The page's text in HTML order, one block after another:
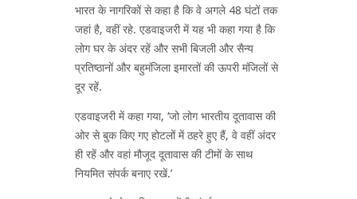
भारत के नागरिकों से कहा है कि वे अगले 48 घंटों तक
जहां है, वहीं रहे. एडवाइजरी में यह भी कहा गया है कि
लोग घर के अंदर रहें और सभी बिजली और सैन्य
प्रतिष्ठानों और बहुमंजिला इमारतों की ऊपरी मंजिलों से
दूर रहें.
एडवाइजरी में कहा गया, ‘जो लोग भारतीय दूतावास की
ओर से बुक किए गए होटलों में ठहरे हुए हैं, वे वहीं अंदर
ही रहें और वहां मौजूद दूतावास की टीमों के साथ
नियमित संपर्क बनाए रखें.’